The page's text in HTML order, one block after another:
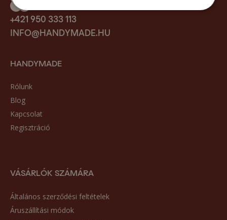
+421 950 333 113
INFO@HANDYMADE.HU
HANDYMADE
Rólunk
Blog
Kapcsolat
Regisztráció
VÁSÁRLÓK SZÁMÁRA
Általános szerződési feltételek
Áruszállítási módok